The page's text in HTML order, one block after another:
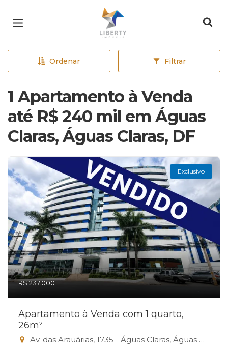
Página inicial
Ordenar Filtrar
1 Apartamento à Venda
até R$ 240 mil em Águas
Claras, Águas Claras, DF
Exclusivo
R$ 237.000
Apartamento à Venda com 1 quarto,
26m²
Av. das Arauárias, 1735 - Águas Claras, Águas Claras-DF